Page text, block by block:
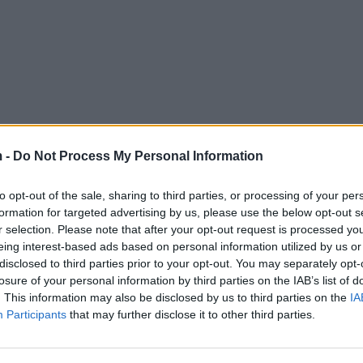
- Do Not Process My Personal Information
opt-out of the sale, sharing to third parties, or processing of your
for targeted advertising by us, please use the below opt-out
selection. Please note that after your opt-out request is processed
interest-based ads based on personal information utilized by us
to third parties prior to your opt-out. You may separately
of your personal information by third parties on the IAB’s list of
This information may also be disclosed by us to third parties on the
Participants that may further disclose it to other third parties.